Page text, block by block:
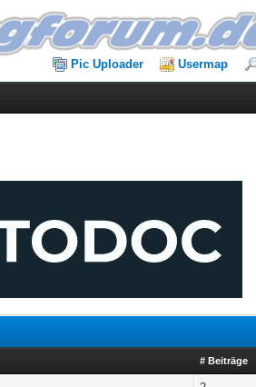
Pic Uploader Usermap
# Beiträge